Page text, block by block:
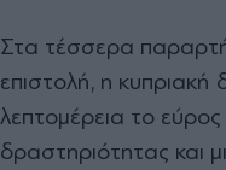
Στα τέσσερα
επιστολή, η κυπριακή
λεπτομέρεια το εύρος
δραστηριότητας και